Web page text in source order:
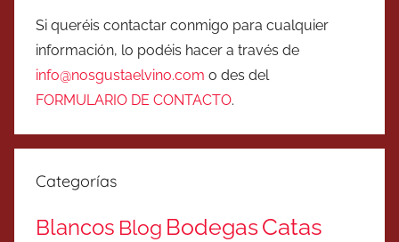
Si queréis contactar conmigo para cualquier
información, lo podéis hacer a través de
info@nosgustaelvino.com o des del
FORMULARIO DE CONTACTO.
Categorías
Blancos Blog BodegasCatas